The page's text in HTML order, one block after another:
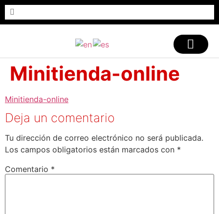
Minitienda-online
Minitienda-online
Deja un comentario
Tu dirección de correo electrónico no será publicada.
Los campos obligatorios están marcados con *
Comentario *